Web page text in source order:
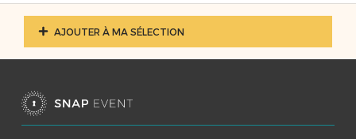
AJOUTER À MA SÉLECTION